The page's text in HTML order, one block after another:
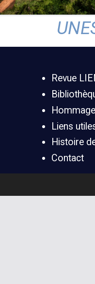
Revue
Hommage
Liens
Histoire
Contact